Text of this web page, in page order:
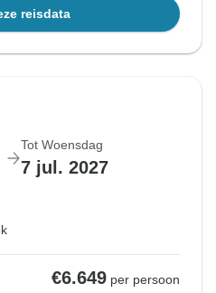
reisdata
Tot Woensdag
7 jul. 2027
€6.649 per persoon